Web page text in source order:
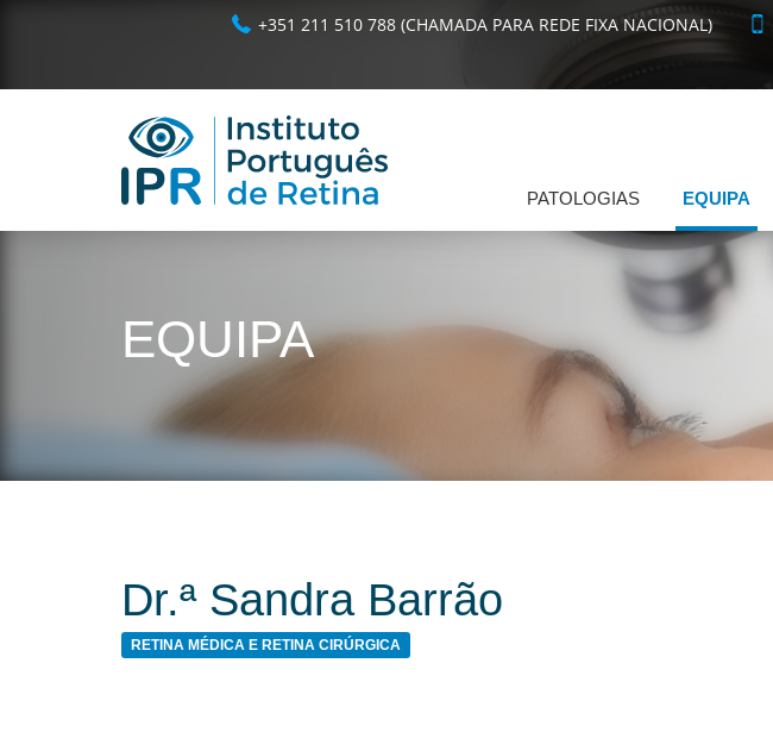
+351 211 510 788 (CHAMADA PARA REDE FIXA NACIONAL)
PATOLOGIAS EQUIPA
EQUIPA
Dr.ª Sandra Barrão
RETINA MÉDICA E RETINA CIRÚRGICA